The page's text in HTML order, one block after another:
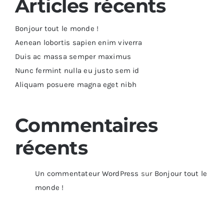
Articles récents
Bonjour tout le monde !
Aenean lobortis sapien enim viverra
Duis ac massa semper maximus
Nunc fermint nulla eu justo sem id
Aliquam posuere magna eget nibh
Commentaires
récents
Un commentateur WordPress sur Bonjour tout le
monde !